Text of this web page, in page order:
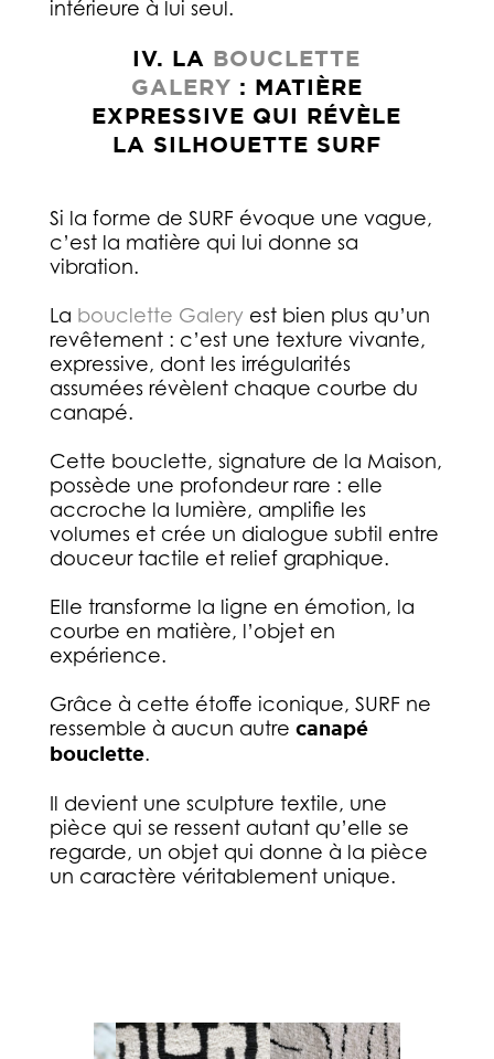
intérieure à lui seul.
IV. LA BOUCLETTE
GALERY : MATIÈRE
EXPRESSIVE QUI RÉVÈLE
LA SILHOUETTE SURF
Si la forme de SURF évoque une vague,
c’est la matière qui lui donne sa
vibration.
La bouclette Galery est bien plus qu’un
revêtement : c’est une texture vivante,
expressive, dont les irrégularités
assumées révèlent chaque courbe du
canapé.
Cette bouclette, signature de la Maison,
possède une profondeur rare : elle
accroche la lumière, amplifie les
volumes et crée un dialogue subtil entre
douceur tactile et relief graphique.
Elle transforme la ligne en émotion, la
courbe en matière, l’objet en
expérience.
Grâce à cette étoffe iconique, SURF ne
ressemble à aucun autre canapé
bouclette.
Il devient une sculpture textile, une
pièce qui se ressent autant qu’elle se
regarde, un objet qui donne à la pièce
un caractère véritablement unique.